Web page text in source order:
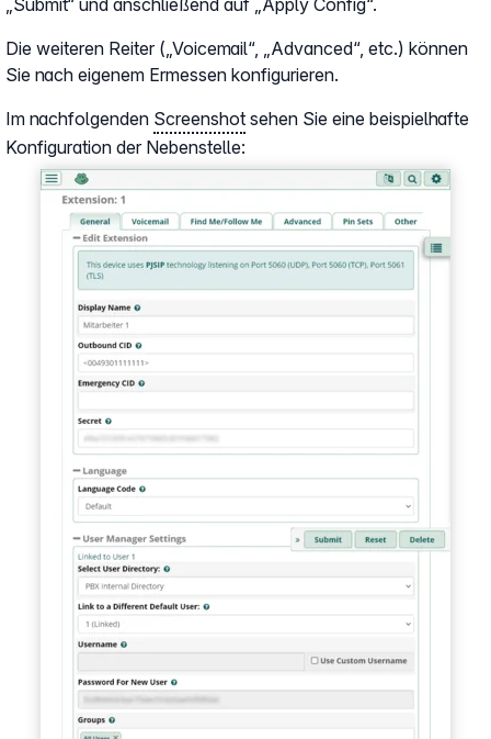
„Submit“ und anschließend auf „Apply Config“.
Die weiteren Reiter („Voicemail“, „Advanced“, etc.) können
Sie nach eigenem Ermessen konfigurieren.
Im nachfolgenden Screenshot sehen Sie eine beispielhafte
Konfiguration der Nebenstelle:
Show larger version